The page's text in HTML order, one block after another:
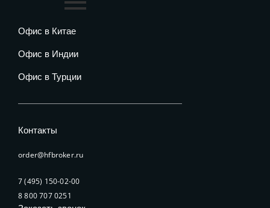
Офис в Китае
Офис в Индии
Офис в Турции
Контакты
order@hfbroker.ru
7 (495) 150-02-00
8 800 707 0251